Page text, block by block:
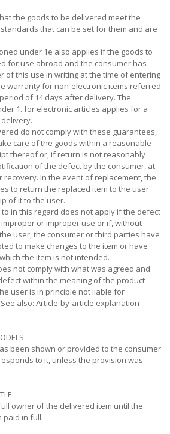
the goods to be delivered meet the
that can be set for them and are
under 1e also applies if the goods to
for use abroad and the consumer has
of this use in writing at the time of entering
warranty for non-electronic items referred
of 14 days after delivery. The
1. for electronic articles applies for a
do not comply with these guarantees,
care of the goods within a reasonable
thereof or, if return is not reasonably
of the defect by the consumer, at
In the event of replacement, the
to return the replaced item to the user
of it to the user.
in this regard does not apply if the defect
or improper use or if, without
user, the consumer or third parties have
to make changes to the item or have
the item is not intended.
not comply with what was agreed and
within the meaning of the product
user is in principle not liable for
also: Article-by-article explanation
been shown or provided to the consumer
to it, unless the provision was
owner of the delivered item until the
paid in full.